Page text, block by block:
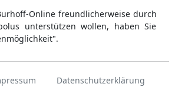
Online freundlicherweise durch
unterstützen wollen, haben Sie
Datenschutzerklärung